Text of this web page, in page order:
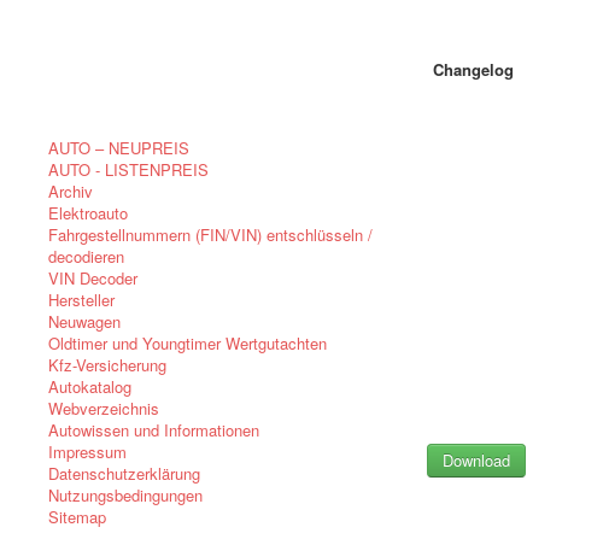
AUTO – NEUPREIS
AUTO - LISTENPREIS
Archiv
Elektroauto
Fahrgestellnummern (FIN/VIN) entschlüsseln /
decodieren
VIN Decoder
Hersteller
Neuwagen
Oldtimer und Youngtimer Wertgutachten
Kfz-Versicherung
Autokatalog
Webverzeichnis
Autowissen und Informationen
Impressum
Datenschutzerklärung
Nutzungsbedingungen
Sitemap
Changelog